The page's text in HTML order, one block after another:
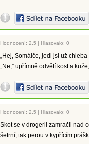
Hodnocení: 2.5 | Hlasovalo: 0
„Hej, Somálče, jedl jsi už
„Ne,” upřímně odvětí kost a
Hodnocení: 2.5 | Hlasovalo: 0
Skot se v drogerii zamračil nad
šetrní, tak perou v kypřícím